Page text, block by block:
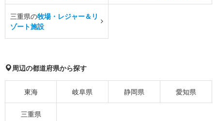
三重県の牧場・レジャー＆リ
ゾート施設
周辺の都道府県から探す
東海 岐阜県 静岡県 愛知県
三重県